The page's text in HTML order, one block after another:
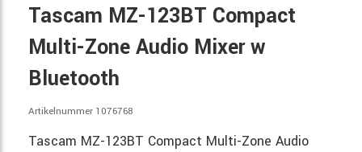
Tascam MZ-123BT Compact
Multi-Zone Audio Mixer w
Bluetooth
Artikelnummer 1076768
Tascam MZ-123BT Compact Multi-Zone Audio